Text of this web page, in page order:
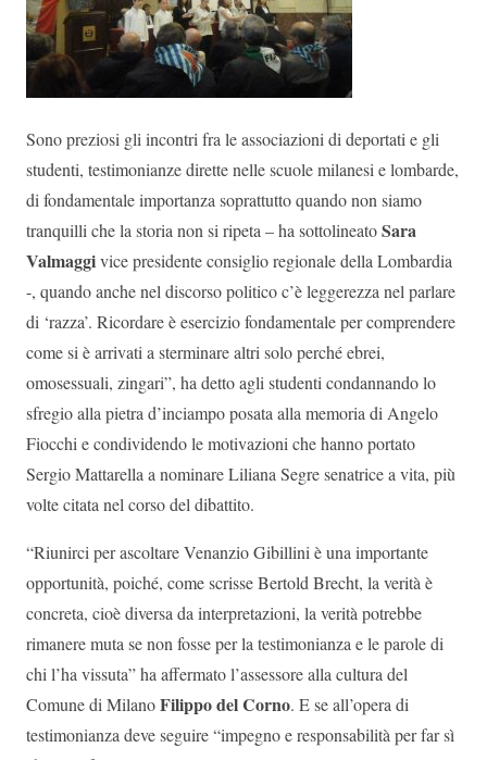
Sono preziosi gli incontri fra le associazioni di deportati e gli
studenti, testimonianze dirette nelle scuole milanesi e lombarde,
di fondamentale importanza soprattutto quando non siamo
tranquilli che la storia non si ripeta – ha sottolineatoSara
Valmaggivice presidente consiglio regionale della Lombardia
-, quando anche nel discorso politico c’è leggerezza nel parlare
di ‘razza’. Ricordare è esercizio fondamentale per comprendere
come si è arrivati a sterminare altri solo perché ebrei,
omosessuali, zingari”, ha detto agli studenti condannando lo
sfregio alla pietra d’inciampo posata alla memoria di Angelo
Fiocchi e condividendo le motivazioni che hanno portato
Sergio Mattarella a nominare Liliana Segre senatrice a vita, più
volte citata nel corso del dibattito.
“Riunirci per ascoltare Venanzio Gibillini è una importante
opportunità, poiché, come scrisse Bertold Brecht, la verità è
concreta, cioè diversa da interpretazioni, la verità potrebbe
rimanere muta se non fosse per la testimonianza e le parole di
chi l’ha vissuta” ha affermato l’assessore alla cultura del
Comune di MilanoFilippo del Corno. E se all’opera di
testimonianza deve seguire “impegno e responsabilità per far sì